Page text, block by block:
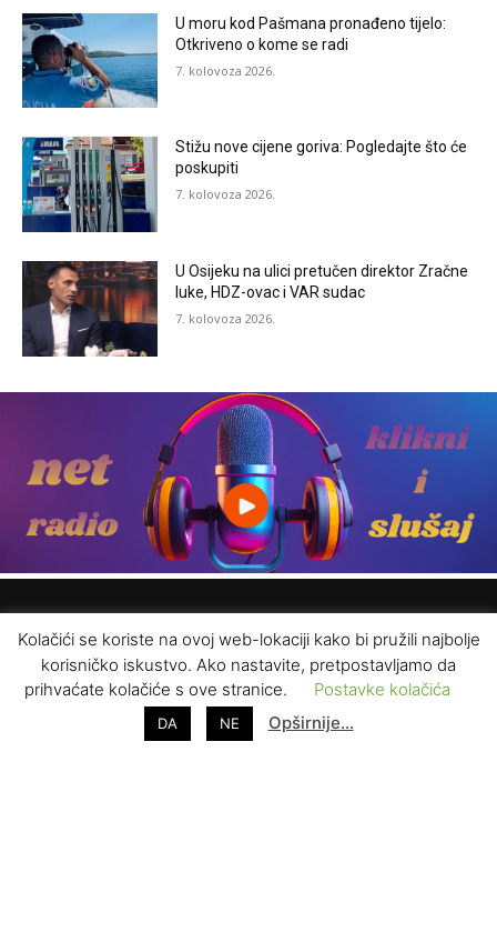
U moru kod Pašmana pronađeno tijelo:
Otkriveno o kome se radi
7. kolovoza 2026.
Stižu nove cijene goriva: Pogledajte što će
poskupiti
7. kolovoza 2026.
U Osijeku na ulici pretučen direktor Zračne
luke, HDZ-ovac i VAR sudac
7. kolovoza 2026.
Kolačići se koriste na ovoj web-lokaciji kako bi pružili najbolje
korisničko iskustvo. Ako nastavite, pretpostavljamo da
prihvaćate kolačiće s ove stranice.
Postavke kolačića
DA NE Opširnije…